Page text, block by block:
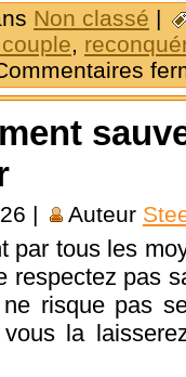
Non classé |
,
| Auteur
par tous les
respectez pas
risque pas
vous la